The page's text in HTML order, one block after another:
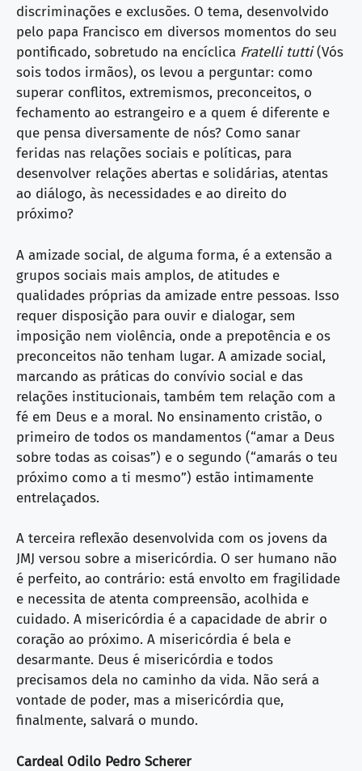
discriminações e exclusões. O tema, desenvolvido
pelo papa Francisco em diversos momentos do seu
pontificado, sobretudo na encíclica Fratelli tutti(Vós
sois todos irmãos), os levou a perguntar: como
superar conflitos, extremismos, preconceitos, o
fechamento ao estrangeiro e a quem é diferente e
que pensa diversamente de nós? Como sanar
feridas nas relações sociais e políticas, para
desenvolver relações abertas e solidárias, atentas
ao diálogo, às necessidades e ao direito do
próximo?
A amizade social, de alguma forma, é a extensão a
grupos sociais mais amplos, de atitudes e
qualidades próprias da amizade entre pessoas. Isso
requer disposição para ouvir e dialogar, sem
imposição nem violência, onde a prepotência e os
preconceitos não tenham lugar. A amizade social,
marcando as práticas do convívio social e das
relações institucionais, também tem relação com a
fé em Deus e a moral. No ensinamento cristão, o
primeiro de todos os mandamentos (“amar a Deus
sobre todas as coisas”) e o segundo (“amarás o teu
próximo como a ti mesmo”) estão intimamente
entrelaçados.
A terceira reflexão desenvolvida com os jovens da
JMJ versou sobre a misericórdia. O ser humano não
é perfeito, ao contrário: está envolto em fragilidade
e necessita de atenta compreensão, acolhida e
cuidado. A misericórdia é a capacidade de abrir o
coração ao próximo. A misericórdia é bela e
desarmante. Deus é misericórdia e todos
precisamos dela no caminho da vida. Não será a
vontade de poder, mas a misericórdia que,
finalmente, salvará o mundo.
Cardeal Odilo Pedro Scherer